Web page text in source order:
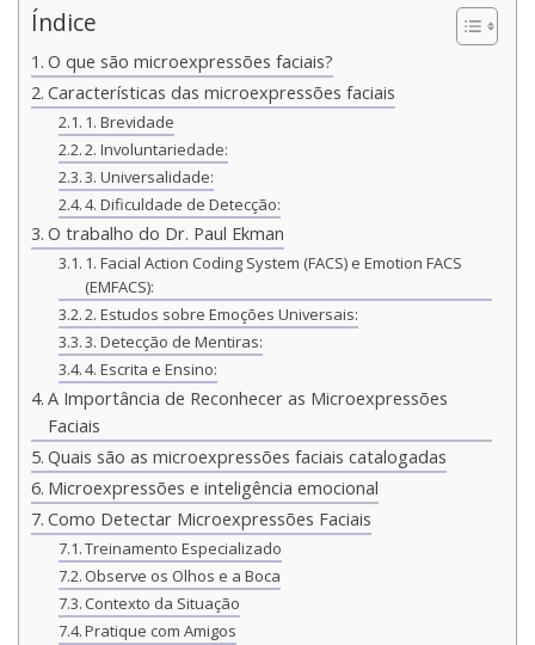
Índice
O que são microexpressões faciais?
Características das microexpressões faciais
1. Brevidade
2. Involuntariedade:
3. Universalidade:
4. Dificuldade de Detecção:
O trabalho do Dr. Paul Ekman
1. Facial Action Coding System (FACS) e Emotion FACS
(EMFACS):
2. Estudos sobre Emoções Universais:
3. Detecção de Mentiras:
4. Escrita e Ensino:
A Importância de Reconhecer as Microexpressões
Faciais
Quais são as microexpressões faciais catalogadas
Microexpressões e inteligência emocional
Como Detectar Microexpressões Faciais
Treinamento Especializado
Observe os Olhos e a Boca
Contexto da Situação
Pratique com Amigos